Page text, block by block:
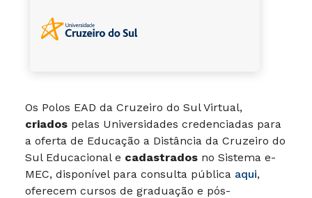
Os Polos EAD da Cruzeiro do Sul Virtual,
criados pelas Universidades credenciadas para
a oferta de Educação a Distância da Cruzeiro do
Sul Educacional e cadastrados no Sistema e-
MEC, disponível para consulta pública aqui,
oferecem cursos de graduação e pós-